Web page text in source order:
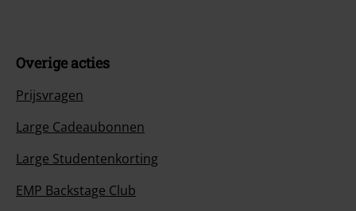
Overige acties
Prijsvragen
Large Cadeaubonnen
Large Studentenkorting
EMP Backstage Club